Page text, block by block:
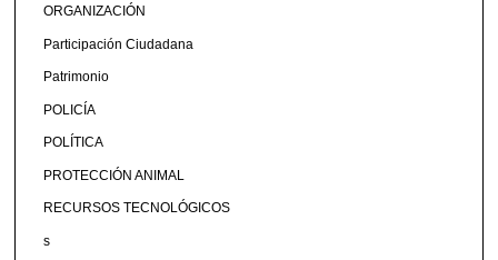
ORGANIZACIÓN
Participación Ciudadana
Patrimonio
POLICÍA
POLÍTICA
PROTECCIÓN ANIMAL
RECURSOS TECNOLÓGICOS
s